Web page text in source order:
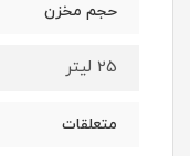
حجم مخزن
25 لیتر
متعلقات